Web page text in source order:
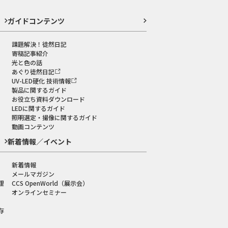
ガイドコンテンツ
課題解決！徒然日記
寄稿記事紹介
光と色の話
あぐり徒然日記
UV-LED硬化 技術情報
製品に関するガイド
お役立ち資料ダウンロード
LEDに関するガイド
照明選定・撮像に関するガイド
動画コンテンツ
新着情報／イベント
新着情報
メールマガジン
CCS OpenWorld（展示会）
オンラインセミナー